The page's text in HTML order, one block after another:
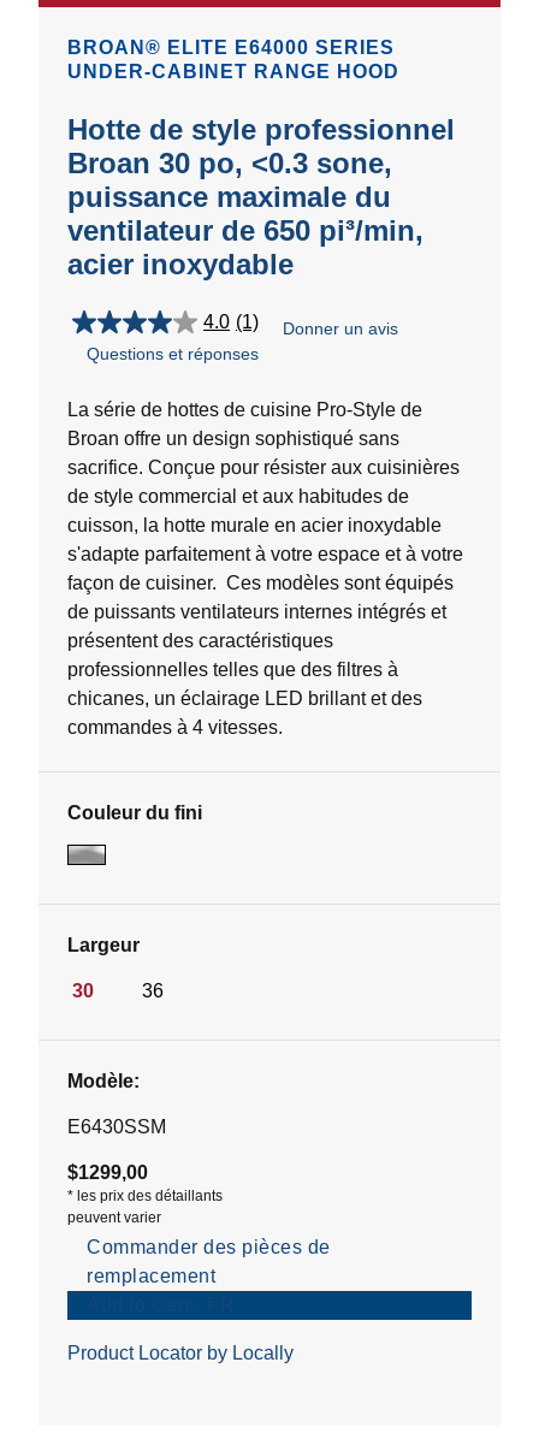
BROAN® ELITE E64000 SERIES
UNDER-CABINET RANGE HOOD
Hotte de style professionnel
Broan 30 po, <0.3 sone,
puissance maximale du
ventilateur de 650 pi³/min,
acier inoxydable
4.0 (1)
4.0
étoile(s)
5.
évaluation
Donner un avis
Questions et réponses
La série de hottes de cuisine Pro-Style de
Broan offre un design sophistiqué sans
sacrifice. Conçue pour résister aux cuisinières
de style commercial et aux habitudes de
cuisson, la hotte murale en acier inoxydable
s'adapte parfaitement à votre espace et à votre
façon de cuisiner. Ces modèles sont équipés
de puissants ventilateurs internes intégrés et
présentent des caractéristiques
professionnelles telles que des filtres à
chicanes, un éclairage LED brillant et des
commandes à 4 vitesses.
Couleur du fini
Largeur
30 36
Modèle:
E6430SSM
$1299,00
* les prix des détaillants
peuvent varier
Commander des pièces de
remplacement
Product Locator by Locally